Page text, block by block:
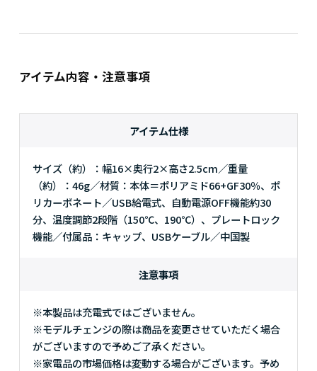
アイテム内容・注意事項
アイテム仕様
サイズ（約）：幅16×奥行2×高さ2.5cm／重量
（約）：46g／材質：本体＝ポリアミド66+GF30％、ポ
リカーボネート／USB給電式、自動電源OFF機能約30
分、温度調節2段階（150℃、190℃）、プレートロック
機能／付属品：キャップ、USBケーブル／中国製
注意事項
※本製品は充電式ではございません。
※モデルチェンジの際は商品を変更させていただく場合
がございますので予めご了承ください。
※家電品の市場価格は変動する場合がございます。予め